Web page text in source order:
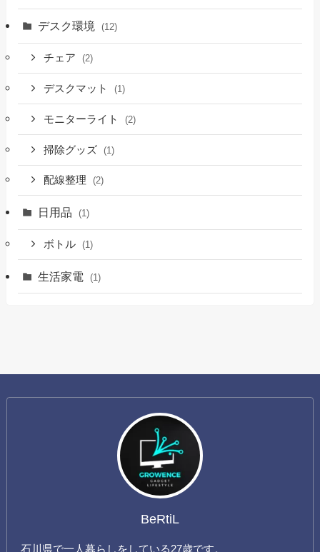
デスク環境 (12)
チェア (2)
デスクマット (1)
モニターライト (2)
掃除グッズ (1)
配線整理 (2)
日用品 (1)
ボトル (1)
生活家電 (1)
BeRtiL
石川県で一人暮らしをしている27歳です。